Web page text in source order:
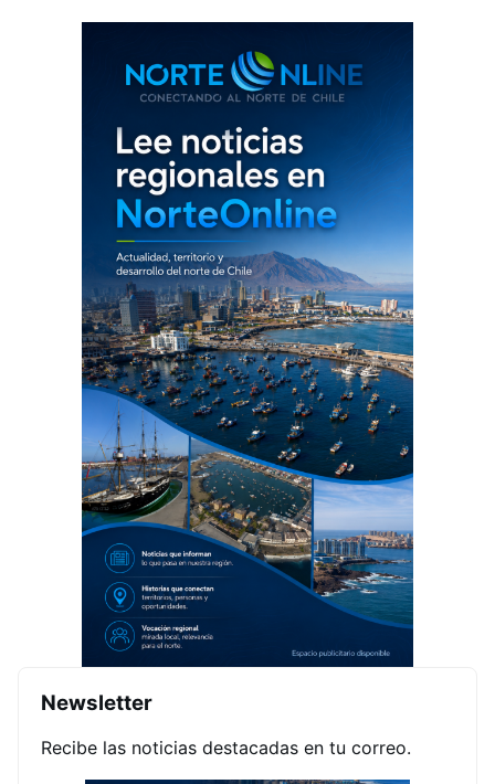
Newsletter
Recibe las noticias destacadas en tu correo.